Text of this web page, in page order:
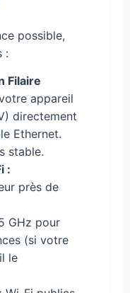
possible,
:
Filaire
appareil
directement
Ethernet.
stable.
:
près de
GHz pour
(si votre
le